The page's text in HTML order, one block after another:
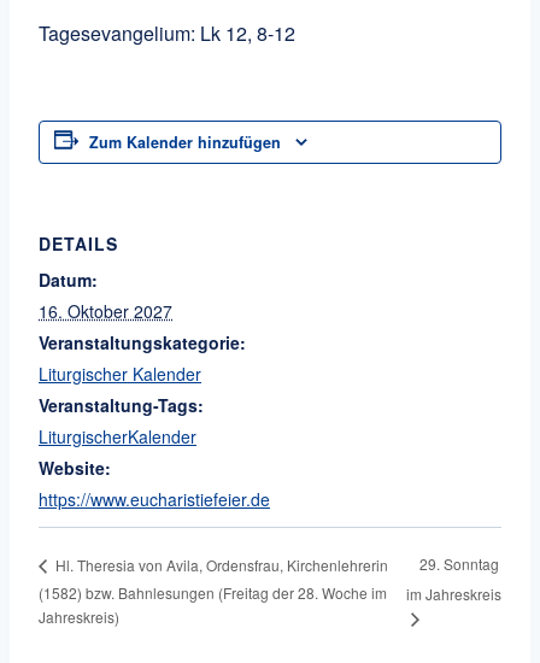
Tagesevangelium: Lk 12, 8-12
Zum Kalender hinzufügen
DETAILS
Datum:
16. Oktober 2027
Veranstaltungskategorie:
Liturgischer Kalender
Veranstaltung-Tags:
LiturgischerKalender
Website:
https://www.eucharistiefeier.de
Hl. Theresia von Avila, Ordensfrau, Kirchenlehrerin
(1582) bzw. Bahnlesungen (Freitag der 28. Woche im
Jahreskreis)
29. Sonntag
im Jahreskreis